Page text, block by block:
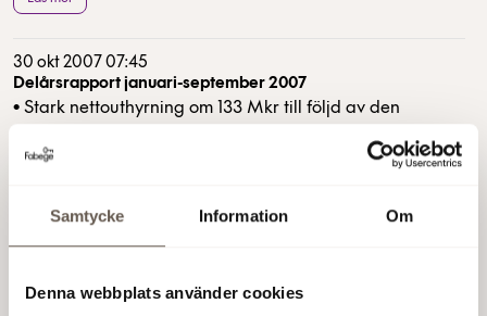
Samtycke Information Om
Denna webbplats använder cookies
30 okt 2007 07:45
Delårsrapport januari-september 2007
• Stark nettouthyrning om 133 Mkr till följd av den
uppgick till 1 178 Mkr (1 340) och vinst per aktie efter
till 1 534 Mkr (1 799). Minskningen beror i sin helhet på
nettoförsäljning av fastigheter • Överskottsgraden
Läs mer
5 okt 2007 13:25
Erbjudande om courtagefri handel